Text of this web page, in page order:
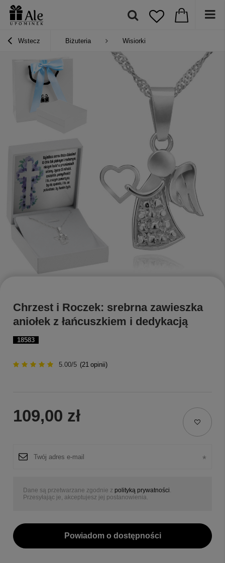
Wstecz Biżuteria Wisiorki
18583
Chrzest i Roczek: srebrna zawieszka
aniołek z łańcuszkiem i dedykacją
5.00/5 (21 opinii)
109,00 zł
Dane są przetwarzane zgodnie z polityką prywatności
Przesyłając je, akceptujesz jej postanowienia.
Powiadom o dostępności